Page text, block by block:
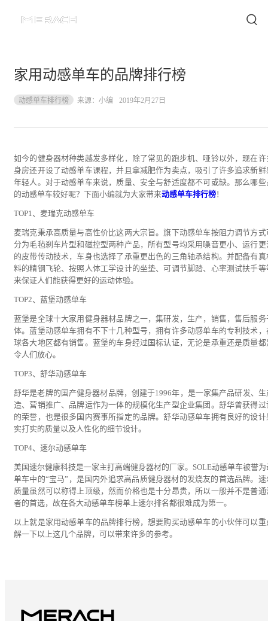
家用动感单车的品牌排行榜
动感单车排行榜 来源： 小编 2019年2月27日
如今的健身器材种类越发多样化，除了常见的跑步机、哑铃以外，现在许
身房还开设了动感单车课程，并且拿减肥作为卖点，吸引了许多追求新鲜
年轻人。对于动感单车来说，质量、安全与舒适度都不可或缺。那么哪些
的动感单车较好呢？下面小编就为大家带来动感单车排行榜！
TOP1、麦瑞克动感单车
麦瑞克秉承高质量与高性价比这两大宗旨。旗下动感单车按阻力调节方式
分为毛毡刹车片型和磁控型两种产品，所有型号均采用噪音更小、运行更
的皮带传动技术，车身也选择了承重更出色的三角轴承结构。并配备有真
料的精钢飞轮、按照人体工学设计的坐垫、可调节脚踏、心率测试扶手等
来保证人们能获得更好的运动体验。
TOP2、蓝堡动感单车
蓝堡是全球十大家用健身器材品牌之一，集研发，生产，销售，售后服务
体。蓝堡动感单车拥有不下十几种型号，拥有许多动感单车的专利技术，
球各大地区都有销售。蓝堡的车身经过国标认证，无论是承重还是质量都
令人们放心。
TOP3、舒华动感单车
舒华是老牌的国产健身器材品牌，创建于1996年，是一家集产品研发、生
造、营销推广、品牌运作为一体的规模化生产型企业集团。舒华曾获得过
的荣誉，也是很多国内赛事所指定的品牌。舒华动感单车拥有良好的设计
实打实的质量以及人性化的细节设计。
TOP4、速尔动感单车
美国速尔健康科技是一家主打高端健身器材的厂家。SOLE动感单车被誉为
单车中的“宝马”，是国内外追求高品质健身器材的发烧友的首选品牌。速
质量虽然可以称得上顶级，然而价格也是十分昂贵，所以一般并不是普通
者的首选，故在各大动感单车榜单上速尔排名都很难成为第一。
以上就是家用动感单车的品牌排行榜，想要购买动感单车的小伙伴可以重
解一下以上这几个品牌，可以带来许多的参考。